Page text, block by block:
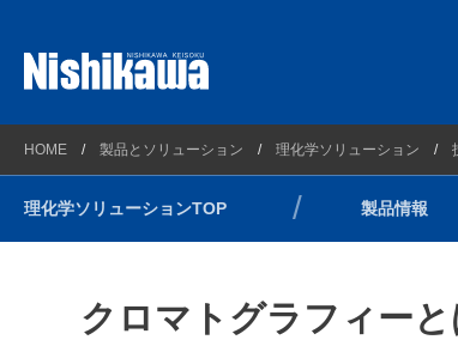
プラントソリューション
光/Wireless通信ソリューション
西川計測とは
沿革
HOME 製品とソリューション 理化学ソリューション
理化学ソリューションTOP 製品情報
クロマトグラフィーと